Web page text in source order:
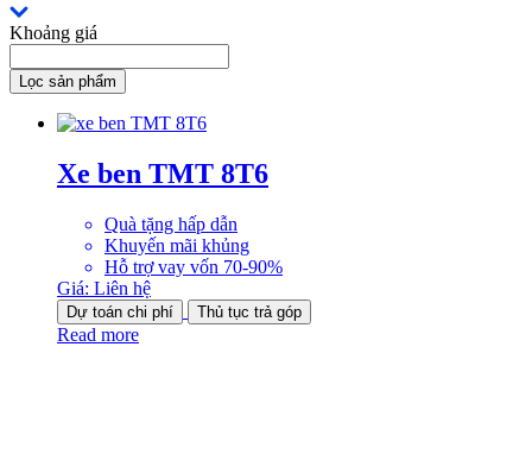
Khoảng giá
Lọc sản phẩm
Xe ben TMT 8T6
Quà tặng hấp dẫn
Khuyến mãi khủng
Hỗ trợ vay vốn 70-90%
Giá: Liên hệ
Dự toán chi phí Thủ tục trả góp
Read more